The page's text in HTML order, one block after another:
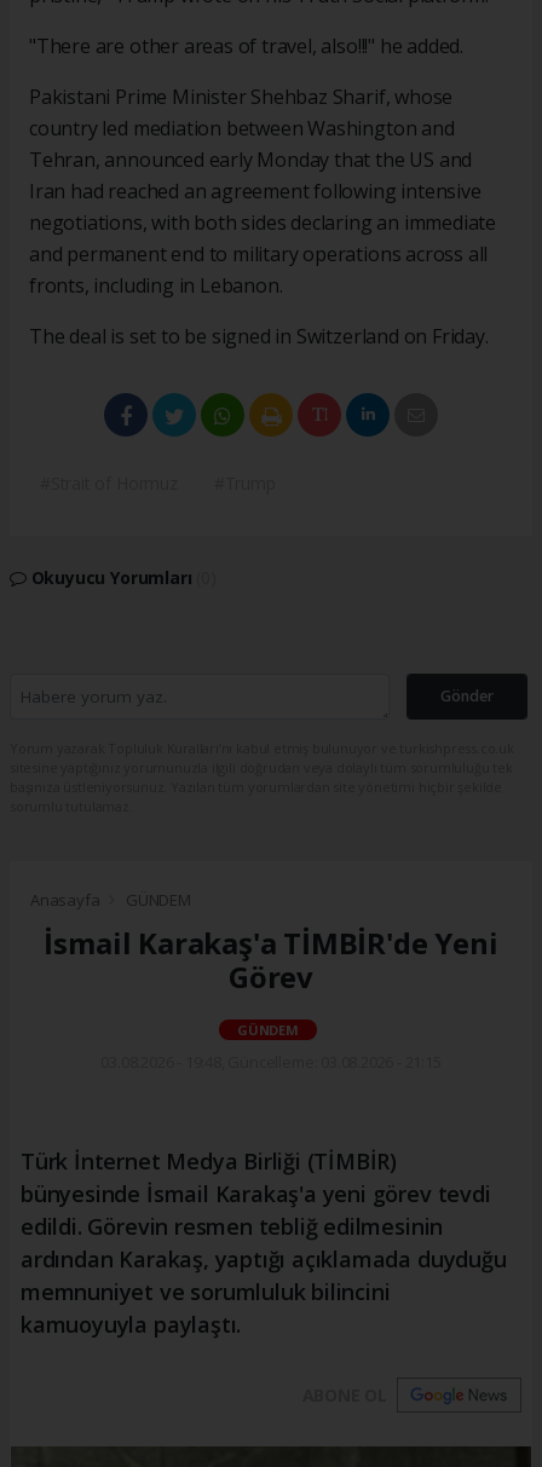
"There are other areas of travel, also!!!" he added.
Pakistani Prime Minister Shehbaz Sharif, whose
country led mediation between Washington and
Tehran, announced early Monday that the US and
Iran had reached an agreement following intensive
negotiations, with both sides declaring an immediate
and permanent end to military operations across all
fronts, including in Lebanon.
The deal is set to be signed in Switzerland on Friday.
Okuyucu Yorumları
Gönder
Anasayfa GÜNDEM
İsmail Karakaş'a TİMBİR'de Yeni
Görev
GÜNDEM
Türk İnternet Medya Birliği (TİMBİR)
bünyesinde İsmail Karakaş'a yeni görev tevdi
edildi. Görevin resmen tebliğ edilmesinin
ardından Karakaş, yaptığı açıklamada duyduğu
memnuniyet ve sorumluluk bilincini
kamuoyuyla paylaştı.